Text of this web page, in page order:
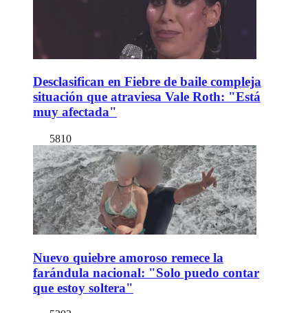
Desclasifican en Fiebre de baile compleja
situación que atraviesa Vale Roth: "Está
muy afectada"
5810
Nuevo quiebre amoroso remece la
farándula nacional: "Solo puedo contar
que estoy soltera"